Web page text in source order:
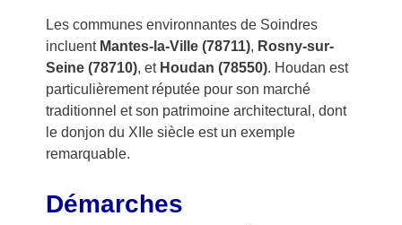
Les communes environnantes de Soindres
incluent Mantes-la-Ville (78711), Rosny-sur-
Seine (78710), et Houdan (78550). Houdan est
particulièrement réputée pour son marché
traditionnel et son patrimoine architectural, dont
le donjon du XIIe siècle est un exemple
remarquable.
Démarches